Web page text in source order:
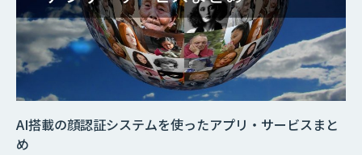
AI搭載の顔認証システムを使ったアプリ・サービスまと
め